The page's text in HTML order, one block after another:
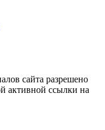
сайта разрешено
активной ссылки на